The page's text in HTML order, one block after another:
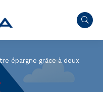
épargne grâce à deux